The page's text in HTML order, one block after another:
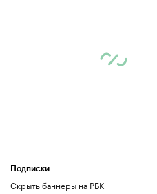
Подписки
Скрыть баннеры на РБК